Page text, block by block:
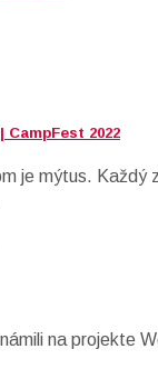
2022
je mýtus.
na projekte